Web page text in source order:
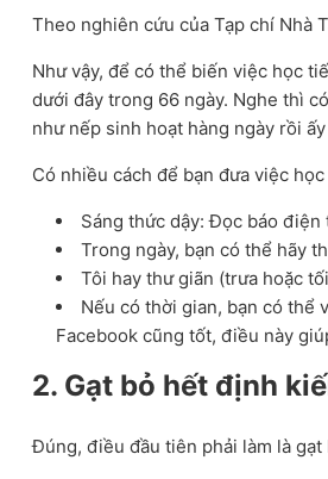
Theo nghiên cứu của Tạp chí Nhà
Như vậy, để có thể biến việc học
dưới đây trong 66 ngày. Nghe thì
như nếp sinh hoạt hàng ngày rồi
Có nhiều cách để bạn đưa việc
Sáng thức dậy: Đọc báo
Trong ngày, bạn có thể hãy
Tôi hay thư giãn (trưa hoặc
Nếu có thời gian, bạn có thể
Facebook cũng tốt, điều này
2. Gạt bỏ hết định
Đúng, điều đầu tiên phải làm là